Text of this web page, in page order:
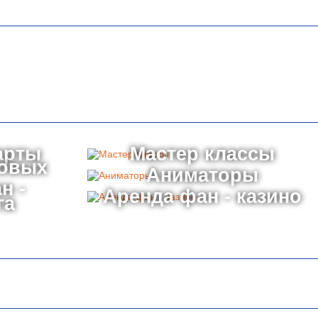
Мастер классы
Аниматоры
- Аренда фан - казино